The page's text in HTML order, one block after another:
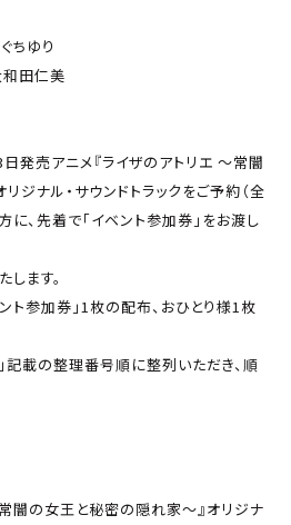
ちゆり
和田仁美
発売アニメ『ライザのアトリエ 〜常闇
ジナル・サウンドトラックをご予約（全
に、先着で「イベント参加券」をお渡し
ます。
参加券」1枚の配布、おひとり様1枚
記載の整理番号順に整列いただき、順
闇の女王と秘密の隠れ家〜』オリジナ